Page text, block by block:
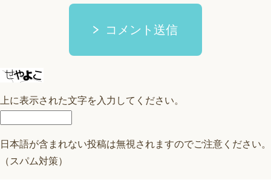
コメント送信
上に表示された文字を入力してください。
日本語が含まれない投稿は無視されますのでご注意ください。
（スパム対策）